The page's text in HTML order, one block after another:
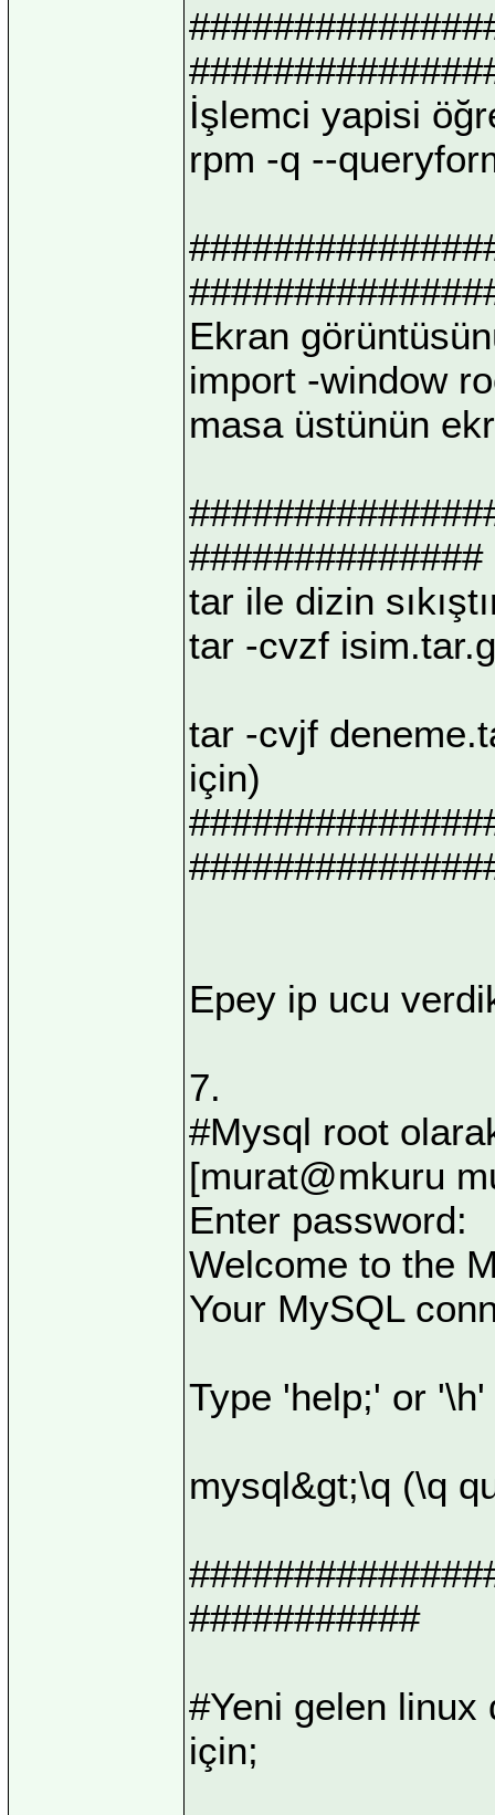
İşlemci yapisi
rpm -q --
Ekran
import -window
masa üstünün
##############
tar ile dizin
tar -cvzf
tar -cvjf
için)
Epey ip ucu
7.
#Mysql root
[murat@mkuru
Enter password:
Welcome to the
Your MySQL
Type 'help;' or
mysql&gt;\q (\q
###########
#Yeni gelen linux
için;